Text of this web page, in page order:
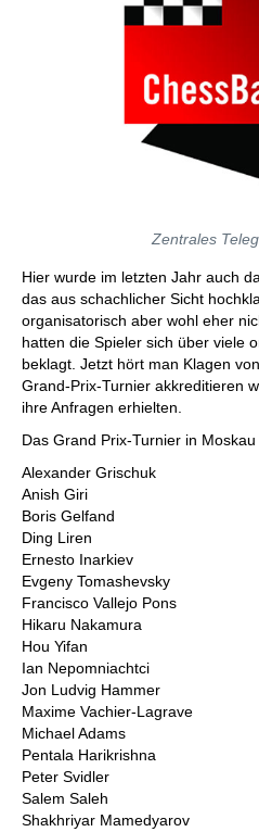
Zentrales
Hier wurde im letzten Jahr auch
das aus schachlicher Sicht
organisatorisch aber wohl eher
hatten die Spieler sich über viele
beklagt. Jetzt hört man Klagen
Grand-Prix-Turnier akkreditieren
ihre Anfragen erhielten.
Das Grand Prix-Turnier in
Alexander Grischuk
Anish Giri
Boris Gelfand
Ding Liren
Ernesto Inarkiev
Evgeny Tomashevsky
Francisco Vallejo Pons
Hikaru Nakamura
Hou Yifan
Ian Nepomniachtci
Jon Ludvig Hammer
Maxime Vachier-Lagrave
Michael Adams
Pentala Harikrishna
Peter Svidler
Salem Saleh
Shakhriyar Mamedyarov